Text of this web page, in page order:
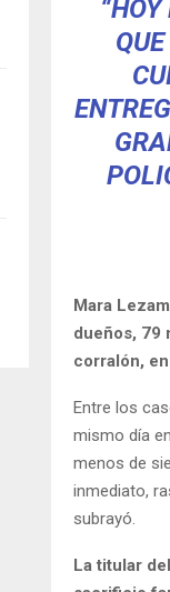
Mara
dueños, 79
corralón,
Entre los
mismo día
menos de
inmediato,
subrayó.
La titular